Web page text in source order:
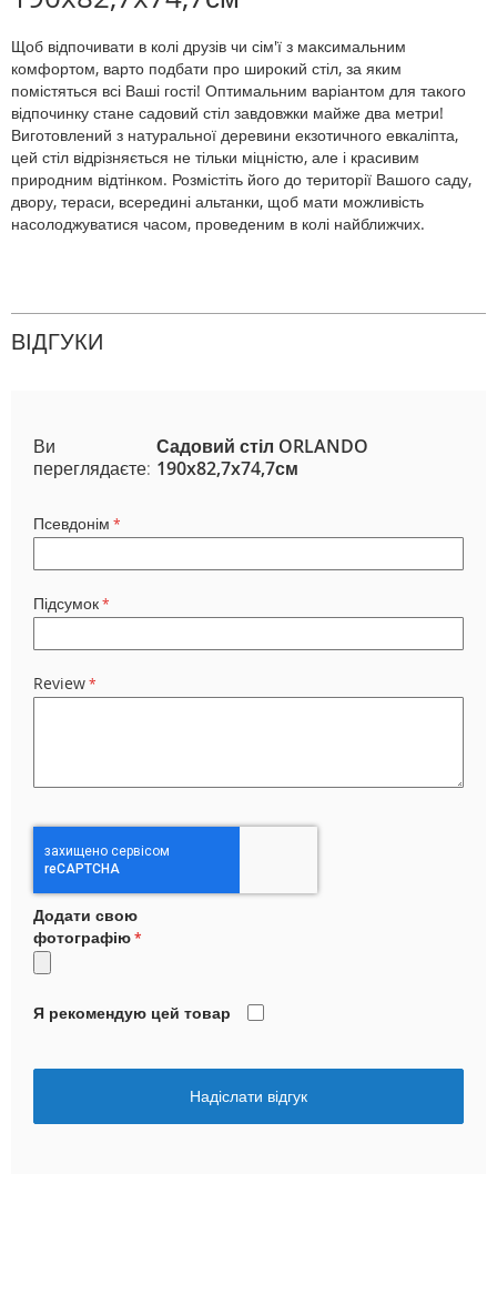
Щоб відпочивати в колі друзів чи сім'ї з максимальним
комфортом, варто подбати про широкий стіл, за яким
помістяться всі Ваші гості! Оптимальним варіантом для такого
відпочинку стане садовий стіл завдовжки майже два метри!
Виготовлений з натуральної деревини екзотичного евкаліпта,
цей стіл відрізняється не тільки міцністю, але і красивим
природним відтінком. Розмістіть його до території Вашого саду,
двору, тераси, всередині альтанки, щоб мати можливість
насолоджуватися часом, проведеним в колі найближчих.
ВІДГУКИ
Ви
переглядаєте:
Садовий стіл ORLANDO
190x82,7x74,7см
Псевдонім
Підсумок
Review
Додати свою
фотографію
Я рекомендую цей товар
Надіслати відгук